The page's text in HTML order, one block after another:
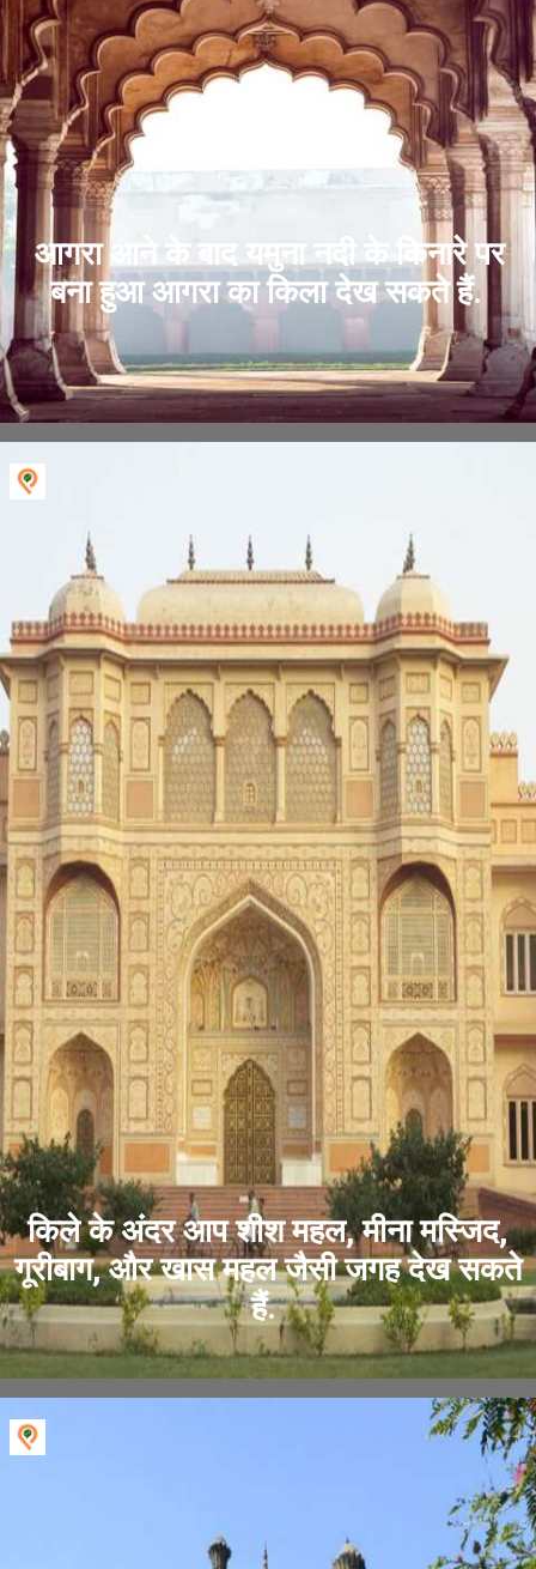
आगरा आने के बाद यमुना नदी के किनारे पर
बना हुआ आगरा का किला देख सकते हैं.
किले के अंदर आप शीश महल, मीना मस्जिद,
गूरीबाग, और खास महल जैसी जगह देख सकते
हैं.